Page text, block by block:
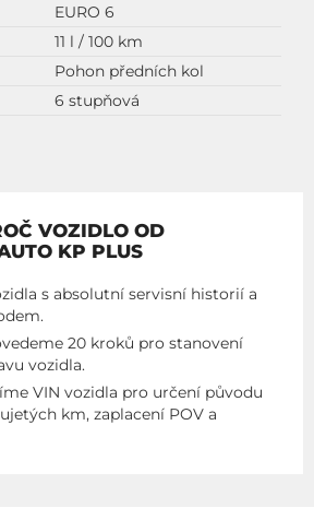
EURO 6
11 l / 100 km
Pohon předních kol
6 stupňová
VOZIDLO OD
KP PLUS
s absolutní servisní historií a
20 kroků pro stanovení
vozidla.
VIN vozidla pro určení původu
km, zaplacení POV a